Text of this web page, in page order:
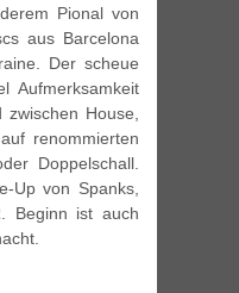
Pional von
aus Barcelona
Der scheue
Aufmerksamkeit
zwischen House,
renommierten
Doppelschall.
Up von Spanks,
Beginn ist auch